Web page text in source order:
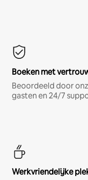
Boeken met
Beoordeeld door
gasten en 24/7
Werkvriendelijke